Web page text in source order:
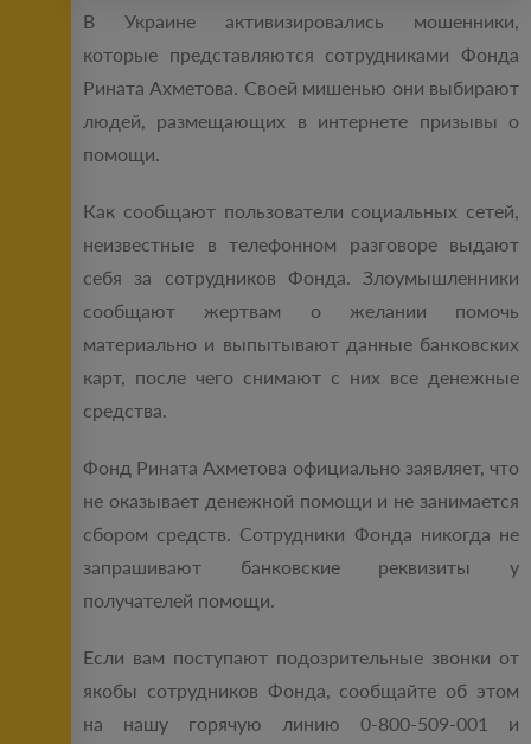
В Украине активизировались мошенники,
которые представляются сотрудниками Фонда
Рината Ахметова. Своей мишенью они выбирают
людей, размещающих в интернете призывы о
помощи.
Как сообщают пользователи социальных сетей,
неизвестные в телефонном разговоре выдают
себя за сотрудников Фонда. Злоумышленники
сообщают жертвам о желании помочь
материально и выпытывают данные банковских
карт, после чего снимают с них все денежные
средства.
Фонд Рината Ахметова официально заявляет, что
не оказывает денежной помощи и не занимается
сбором средств. Сотрудники Фонда никогда не
запрашивают банковские реквизиты у
получателей помощи.
Если вам поступают подозрительные звонки от
якобы сотрудников Фонда, сообщайте об этом
на нашу горячую линию 0-800-509-001 и